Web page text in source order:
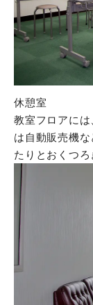
休憩室
教室フロアに
は自動販売機
たりとおくつろ